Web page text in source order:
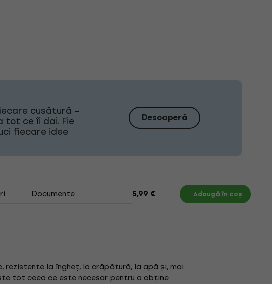
cusătură –
ce îi dai. Fie
fiecare idee
Descoperă
Documente 5,99 € Adaugă în coș
la îngheț, la crăpătură, la apă și, mai
tot ceea ce este necesar pentru a obține